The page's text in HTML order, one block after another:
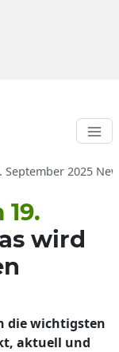
September 2025
wird
die wichtigsten
aktuell und